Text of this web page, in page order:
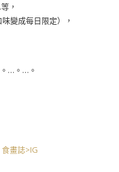
，
變成每日限定），
…。…。
畫誌>IG